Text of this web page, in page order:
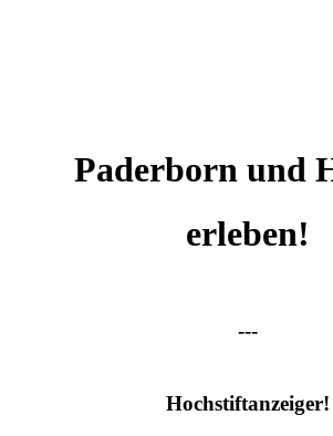
Paderborn und
erleben!
---
Hochstiftanzeiger!